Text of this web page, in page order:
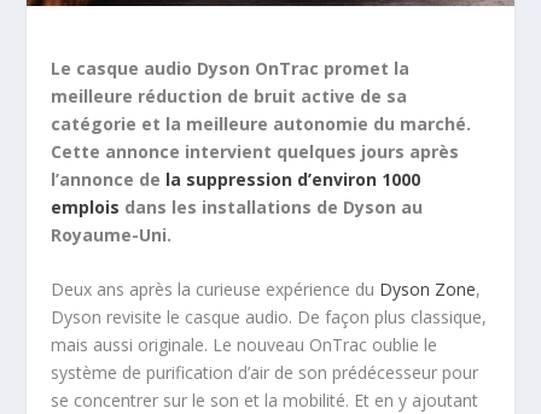
Le casque audio Dyson OnTrac promet la
meilleure réduction de bruit active de sa
catégorie et la meilleure autonomie du marché.
Cette annonce intervient quelques jours après
l’annonce de la suppression d’environ 1000
emplois dans les installations de Dyson au
Royaume-Uni.
Deux ans après la curieuse expérience du Dyson Zone,
Dyson revisite le casque audio. De façon plus classique,
mais aussi originale. Le nouveau OnTrac oublie le
système de purification d’air de son prédécesseur pour
se concentrer sur le son et la mobilité. Et en y ajoutant